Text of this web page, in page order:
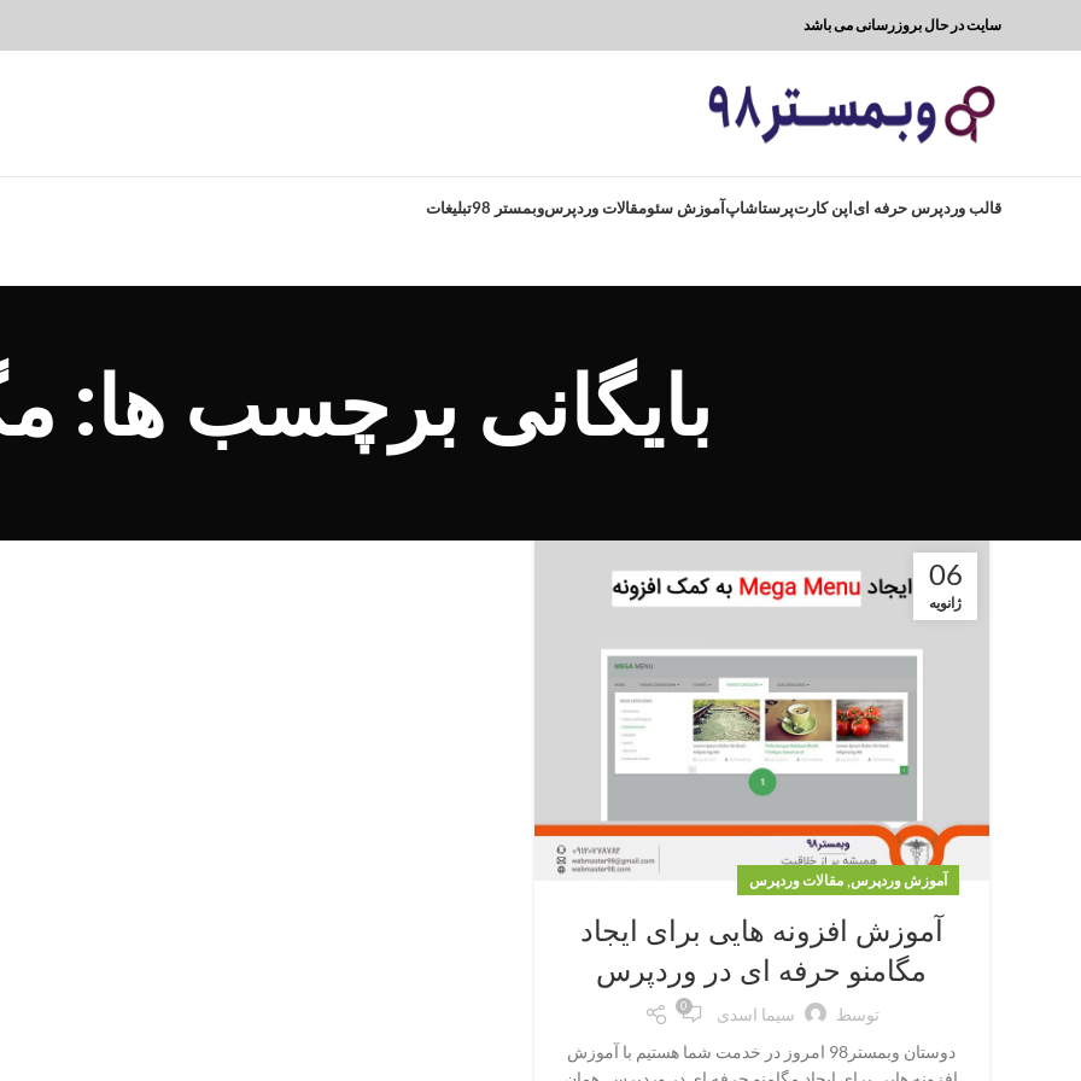
سایت در حال بروزرسانی می باشد
قالب وردپرس حرفه ایاپن کارتپرستاشاپآموزش سئومقالات وردپرسوبمستر 98 تبلیغات
بایگانی برچسب ها:
06
ژانویه
آموزش وردپرس, مقالات وردپرس
آموزش افزونه هایی برای ایجاد
مگامنو حرفه ای در وردپرس
توسط سیما اسدی 0
دوستان وبمستر98 امروز در خدمت شما هستیم با آموزش